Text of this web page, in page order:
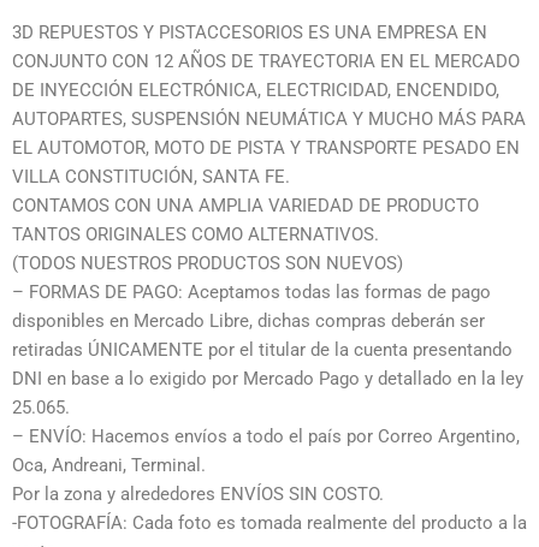
3D REPUESTOS Y PISTACCESORIOS ES UNA EMPRESA EN
CONJUNTO CON 12 AÑOS DE TRAYECTORIA EN EL MERCADO
DE INYECCIÓN ELECTRÓNICA, ELECTRICIDAD, ENCENDIDO,
AUTOPARTES, SUSPENSIÓN NEUMÁTICA Y MUCHO MÁS PARA
EL AUTOMOTOR, MOTO DE PISTA Y TRANSPORTE PESADO EN
VILLA CONSTITUCIÓN, SANTA FE.
CONTAMOS CON UNA AMPLIA VARIEDAD DE PRODUCTO
TANTOS ORIGINALES COMO ALTERNATIVOS.
(TODOS NUESTROS PRODUCTOS SON NUEVOS)
– FORMAS DE PAGO: Aceptamos todas las formas de pago
disponibles en Mercado Libre, dichas compras deberán ser
retiradas ÚNICAMENTE por el titular de la cuenta presentando
DNI en base a lo exigido por Mercado Pago y detallado en la ley
25.065.
– ENVÍO: Hacemos envíos a todo el país por Correo Argentino,
Oca, Andreani, Terminal.
Por la zona y alrededores ENVÍOS SIN COSTO.
-FOTOGRAFÍA: Cada foto es tomada realmente del producto a la